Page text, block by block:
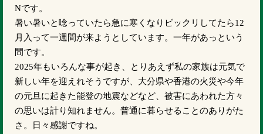
Nです。
暑い暑いと唸っていたら急に寒くなりビックリしてたら12
月入って一週間が来ようとしています。一年があっという
間です。
2025年もいろんな事が起き、とりあえず私の家族は元気で
新しい年を迎えれそうですが、大分県や香港の火災や今年
の元旦に起きた能登の地震などなど、被害にあわれた方々
の思いは計り知れません。普通に暮らせることのありがた
さ。日々感謝ですね。